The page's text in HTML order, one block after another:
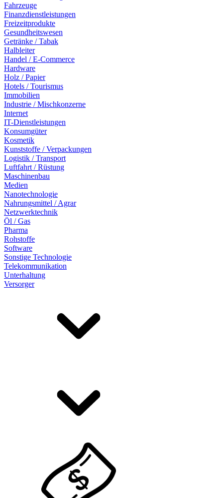
Fahrzeuge
Finanzdienstleistungen
Freizeitprodukte
Gesundheitswesen
Getränke / Tabak
Halbleiter
Handel / E-Commerce
Hardware
Holz / Papier
Hotels / Tourismus
Immobilien
Industrie / Mischkonzerne
Internet
IT-Dienstleistungen
Konsumgüter
Kosmetik
Kunststoffe / Verpackungen
Logistik / Transport
Luftfahrt / Rüstung
Maschinenbau
Medien
Nanotechnologie
Nahrungsmittel / Agrar
Netzwerktechnik
Öl / Gas
Pharma
Rohstoffe
Software
Sonstige Technologie
Telekommunikation
Unterhaltung
Versorger